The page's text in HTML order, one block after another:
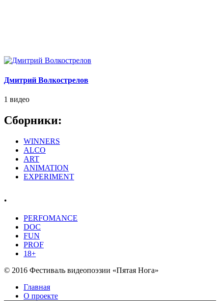
Дмитрий Волкострелов
1 видео
Сборники:
WINNERS
ALCO
ART
ANIMATION
EXPERIMENT
.
PERFOMANCE
DOC
FUN
PROF
18+
© 2016 Фестиваль видеопоэзии «Пятая Нога»
Главная
О проекте